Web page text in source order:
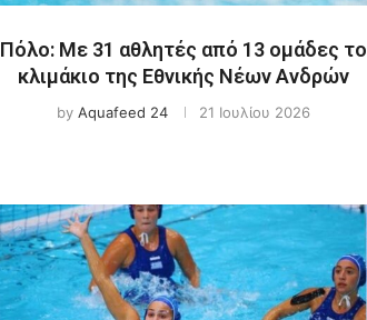
Πόλο: Με 31 αθλητές από 13 ομάδες το
κλιμάκιο της Εθνικής Νέων Ανδρών
by Aquafeed 24 21 Ιουλίου 2026